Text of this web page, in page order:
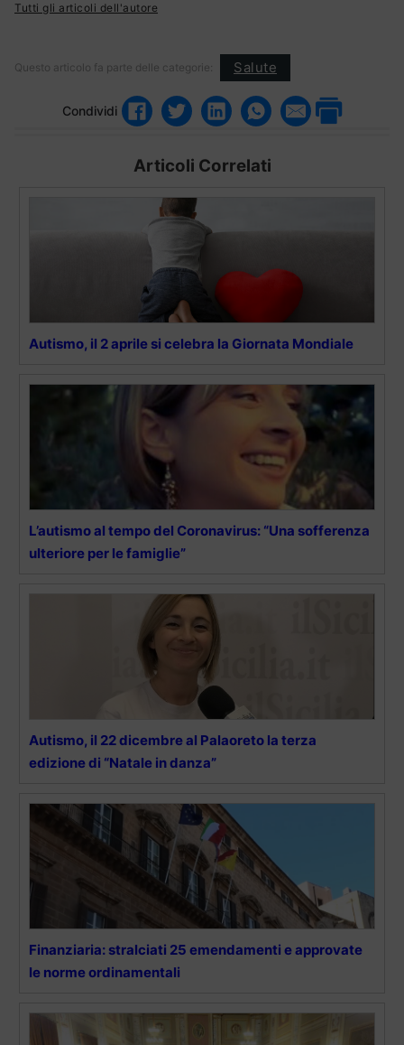
Tutti gli articoli dell'autore
Questo articolo fa parte delle categorie: Salute
Condividi
Articoli Correlati
Autismo, il 2 aprile si celebra la Giornata Mondiale
L’autismo al tempo del Coronavirus: “Una sofferenza
ulteriore per le famiglie”
Autismo, il 22 dicembre al Palaoreto la terza
edizione di “Natale in danza”
Finanziaria: stralciati 25 emendamenti e approvate
le norme ordinamentali